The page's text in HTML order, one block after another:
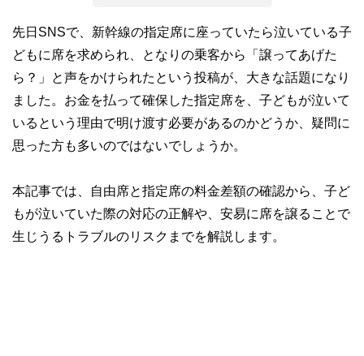
先日SNSで、新幹線の指定席に座っていたら泣いている子
どもに席を求められ、となりの乗客から「譲ってあげた
ら？」と声をかけられたという投稿が、大きな話題になり
ました。お金を払って確保した指定席を、子どもが泣いて
いるという理由で明け渡す必要があるのかどうか、疑問に
思った方も多いのではないでしょうか。
本記事では、自由席と指定席の料金差額の確認から、子ど
もが泣いていた際の対応の正解や、安易に席を譲ることで
生じうるトラブルのリスクまでを解説します。